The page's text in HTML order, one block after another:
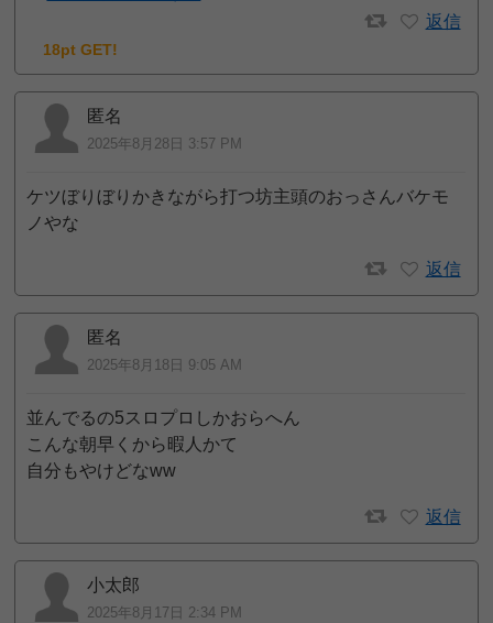
返信
18pt GET!
匿名
2025年8月28日 3:57 PM
ケツぼりぼりかきながら打つ坊主頭のおっさんバケモ
ノやな
返信
匿名
2025年8月18日 9:05 AM
並んでるの5スロプロしかおらへん
こんな朝早くから暇人かて
自分もやけどなww
返信
小太郎
2025年8月17日 2:34 PM